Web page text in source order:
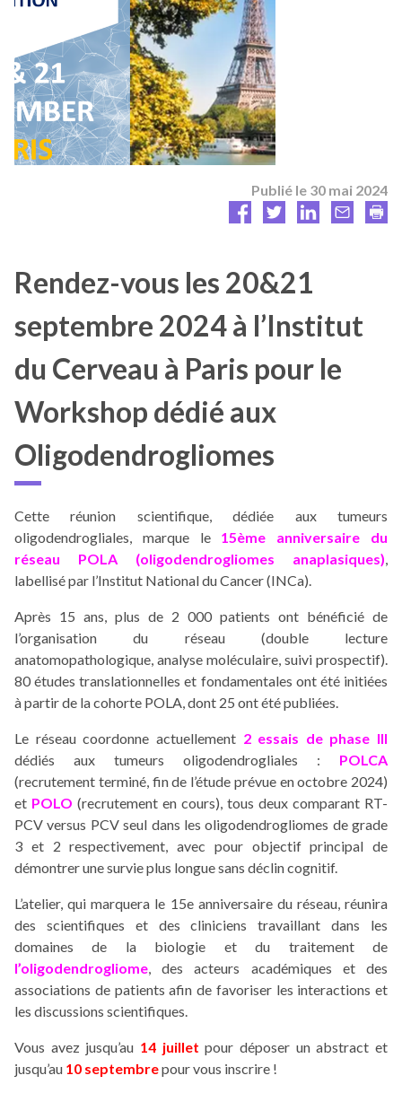
Publié le 30 mai 2024
Rendez-vous les 20&21
septembre 2024 à l’Institut
du Cerveau à Paris pour le
Workshop dédié aux
Oligodendrogliomes
Cette réunion scientifique, dédiée aux tumeurs
oligodendrogliales, marque le 15ème anniversaire du
réseau POLA
(oligodendrogliomes anaplasiques),
labellisé par l’Institut National du Cancer (INCa).
Après 15 ans, plus de 2 000 patients ont bénéficié de
l’organisation du réseau (double lecture
anatomopathologique, analyse moléculaire, suivi prospectif).
80 études translationnelles et fondamentales ont été initiées
à partir de la cohorte POLA, dont 25 ont été publiées.
Le réseau coordonne actuellement 2 essais de phase III
dédiés aux tumeurs oligodendrogliales : POLCA
(recrutement terminé, fin de l’étude prévue en octobre 2024)
et POLO (recrutement en cours), tous deux comparant RT-
PCV versus PCV seul dans les oligodendrogliomes de grade
3 et 2 respectivement, avec pour objectif principal de
démontrer une survie plus longue sans déclin cognitif.
L’atelier, qui marquera le 15e anniversaire du réseau, réunira
des scientifiques et des cliniciens travaillant dans les
domaines de la biologie et du traitement de
l’oligodendrogliome, des acteurs académiques et des
associations de patients afin de favoriser les interactions et
les discussions scientifiques.
Vous avez jusqu’au 14 juillet pour déposer un abstract et
jusqu’au 10 septembrepour vous inscrire !